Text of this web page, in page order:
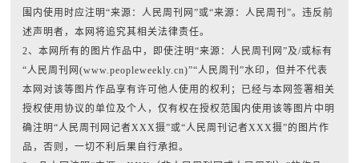
围内使用时应注明“来源：人民周刊网”或“来源：人民周刊”。违反前
述声明者，本网将追究其相关法律责任。
2、本网所有的图片作品中，即使注明“来源：人民周刊网”及/或标有
“人民周刊网(www.peopleweekly.cn)”“人民周刊”水印，但并不代表
本网对该等图片作品享有许可他人使用的权利；已经与本网签署相关
授权使用协议的单位及个人，仅有权在授权范围内使用该等图片中明
确注明“人民周刊网记者XXX摄”或“人民周刊记者XXX摄”的图片作
品，否则，一切不利后果自行承担。